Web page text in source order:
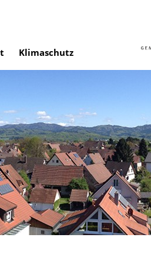
Klimaschutz